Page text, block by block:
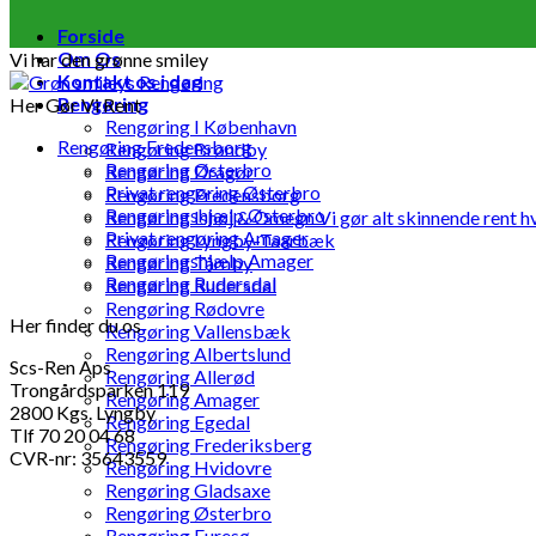
Forside
Om Os
Kontakt os i dag
Rengøring
Rengøring I København
Rengøring Brøndby
Rengøring Dragør
Rengøring Fredensborg
Rengøring Ishøj & Omegn Vi gør alt skinnende rent
Rengøring Lyngby-Taarbæk
Rengøring Tårnby
Rengøring Rudersdal
Rengøring Rødovre
Rengøring Vallensbæk
Rengøring Albertslund
Rengøring Allerød
Rengøring Amager
Rengøring Egedal
Rengøring Frederiksberg
Rengøring Hvidovre
Rengøring Gladsaxe
Rengøring Østerbro
Vi har den grønne smiley
Her Gør Vi Rent
Rengøring Fredensborg
Rengøring Østerbro
Privat rengøring Østerbro
Rengøringshjælp Østerbro
Privat rengøring Amager
Rengøringshjælp Amager
Rengøring Rudersdal
Her finder du os
Scs-Ren Aps
Trongårdsparken 119
2800 Kgs. Lyngby
Tlf 70 20 04 68
CVR-nr: 35643559